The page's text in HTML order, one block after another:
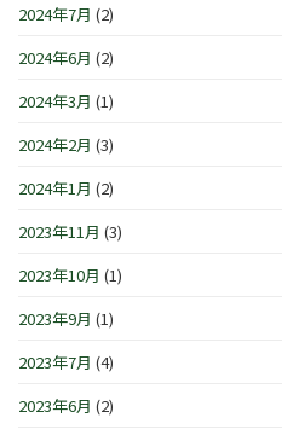
2024年7月 (2)
2024年6月 (2)
2024年3月 (1)
2024年2月 (3)
2024年1月 (2)
2023年11月 (3)
2023年10月 (1)
2023年9月 (1)
2023年7月 (4)
2023年6月 (2)